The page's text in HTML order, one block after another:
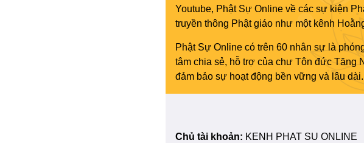
Youtube, Phật Sự Online về các sự kiện
truyền thông Phật giáo như một kênh
Phật Sự Online có trên 60 nhân sự là
tâm chia sẻ, hỗ trợ của chư Tôn đức Tăng
đảm bảo sự hoạt động bền vững và lâu dài.
Chủ tài khoản: KENH PHAT SU ONLINE